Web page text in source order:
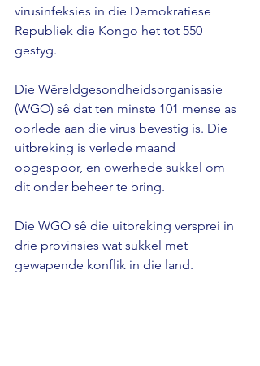
virusinfeksies in die Demokratiese
Republiek die Kongo het tot 550
gestyg.
Die Wêreldgesondheidsorganisasie
(WGO) sê dat ten minste 101 mense as
oorlede aan die virus bevestig is. Die
uitbreking is verlede maand
opgespoor, en owerhede sukkel om
dit onder beheer te bring.
Die WGO sê die uitbreking versprei in
drie provinsies wat sukkel met
gewapende konflik in die land.